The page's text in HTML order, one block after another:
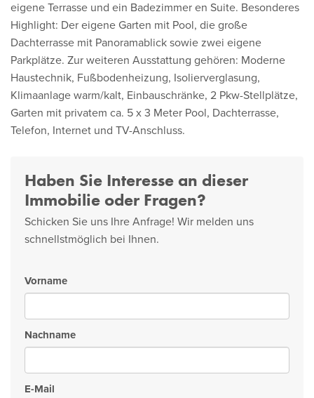
eigene Terrasse und ein Badezimmer en Suite. Besonderes
Highlight: Der eigene Garten mit Pool, die große
Dachterrasse mit Panoramablick sowie zwei eigene
Parkplätze. Zur weiteren Ausstattung gehören: Moderne
Haustechnik, Fußbodenheizung, Isolierverglasung,
Klimaanlage warm/kalt, Einbauschränke, 2 Pkw-Stellplätze,
Garten mit privatem ca. 5 x 3 Meter Pool, Dachterrasse,
Telefon, Internet und TV-Anschluss.
Haben Sie Interesse an dieser
Immobilie oder Fragen?
Schicken Sie uns Ihre Anfrage! Wir melden uns
schnellstmöglich bei Ihnen.
Vorname
Nachname
E-Mail